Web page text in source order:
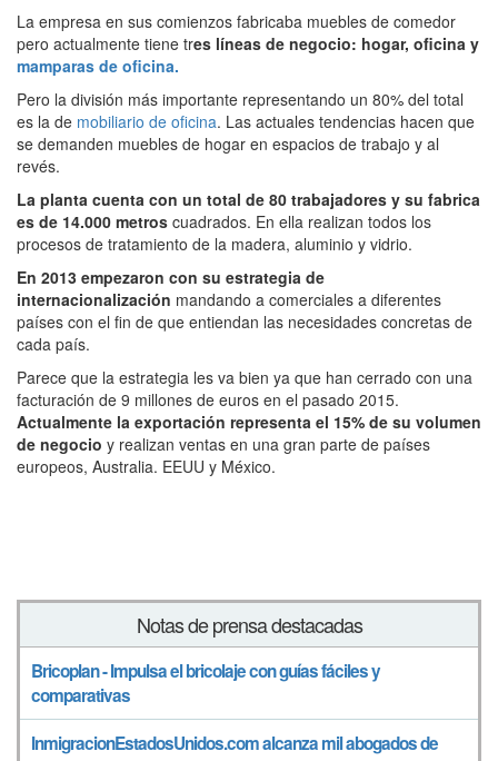
La empresa en sus comienzos fabricaba muebles de comedor
pero actualmente tiene tres líneas de negocio: hogar, oficina y
mamparas de oficina.
Pero la división más importante representando un 80% del total
es la de mobiliario de oficina. Las actuales tendencias hacen que
se demanden muebles de hogar en espacios de trabajo y al
revés.
La planta cuenta con un total de 80 trabajadores y su fabrica
es de 14.000 metros cuadrados. En ella realizan todos los
procesos de tratamiento de la madera, aluminio y vidrio.
En 2013 empezaron con su estrategia de
internacionalización mandando a comerciales a diferentes
países con el fin de que entiendan las necesidades concretas de
cada país.
Parece que la estrategia les va bien ya que han cerrado con una
facturación de 9 millones de euros en el pasado 2015.
Actualmente la exportación representa el 15% de su volumen
de negocio y realizan ventas en una gran parte de países
europeos, Australia. EEUU y México.
Notas de prensa destacadas
Bricoplan - Impulsa el bricolaje con guías fáciles y
comparativas
InmigracionEstadosUnidos.com alcanza mil abogados de